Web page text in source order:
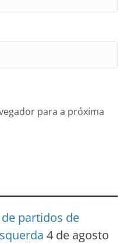
para a próxima
partidos de
4 de agosto